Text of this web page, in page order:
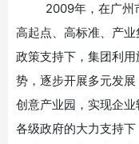
2009年，在广州
高起点、高标准、产
政策支持下，集团利
势，逐步开展多元发
创意产业园，实现企
各级政府的大力支持